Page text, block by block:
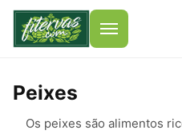
Menu
Peixes
Os peixes são alimentos